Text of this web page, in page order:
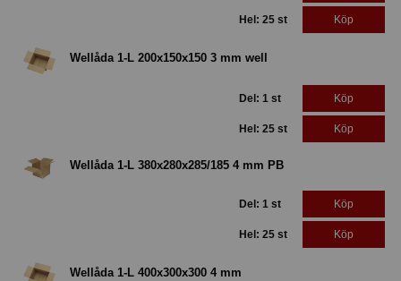
Hel: 25 st Köp
Wellåda 1-L 200x150x150 3 mm well
Del: 1 st Köp
Hel: 25 st Köp
Wellåda 1-L 380x280x285/185 4 mm PB
Del: 1 st Köp
Hel: 25 st Köp
Wellåda 1-L 400x300x300 4 mm